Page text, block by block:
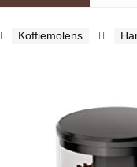
Koffiemolens